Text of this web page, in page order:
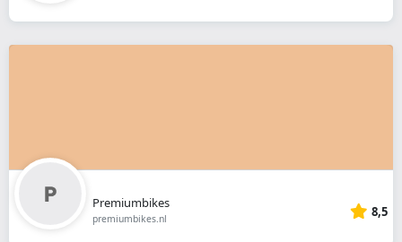
Premiumbikes
premiumbikes.nl 8,5